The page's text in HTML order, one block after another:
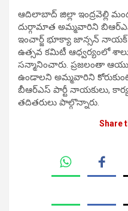
ఆదిలాబాద్ జిల్లా ఇంద్రవెల్లి
దుర్గామాత అమ్మవారిని
ఇంచార్జ్ భూక్యా జాన్సన్ నాయక్
ఉత్సవ కమిటీ ఆధ్వర్యంలో
సన్మానించారు. ప్రజలంతా
ఉండాలని అమ్మవారిని
బీఆర్ఎస్ పార్టీ నాయకులు,
తదితరులు పాల్గొన్నారు.
Share